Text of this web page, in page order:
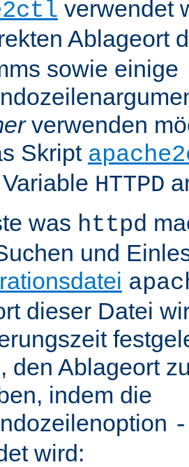
verwendet
Ablageort
sowie einige
verwenden
Skript
HTTPD
was httpd
und
dieser Datei
den Ablageort
indem die
wird: